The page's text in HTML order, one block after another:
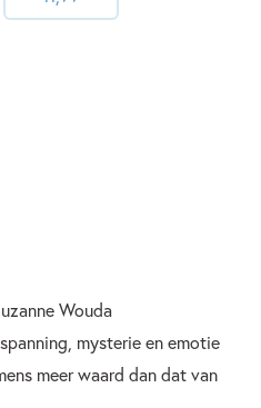
Wouda
mysterie en emotie
meer waard dan dat van